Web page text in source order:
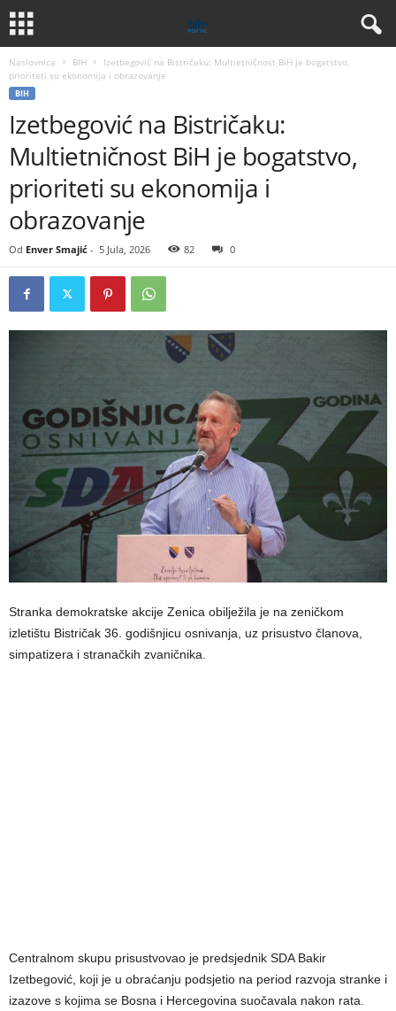
Naslovnica BIH
Izetbegović na Bistričaku: Multietničnost BiH je bogatstvo,
prioriteti su ekonomija i obrazovanje
BIH
Izetbegović na Bistričaku:
Multietničnost BiH je bogatstvo,
prioriteti su ekonomija i
obrazovanje
Od Enver Smajić - 5 Jula, 2026 82 0
Stranka demokratske akcije Zenica obilježila je na zeničkom
izletištu Bistričak 36. godišnjicu osnivanja, uz prisustvo članova,
simpatizera i stranačkih zvaničnika.
Centralnom skupu prisustvovao je predsjednik SDA Bakir
Izetbegović, koji je u obraćanju podsjetio na period razvoja stranke i
izazove s kojima se Bosna i Hercegovina suočavala nakon rata.